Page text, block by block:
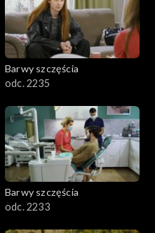
Barwy szczęścia
odc. 2235
Barwy szczęścia
odc. 2233